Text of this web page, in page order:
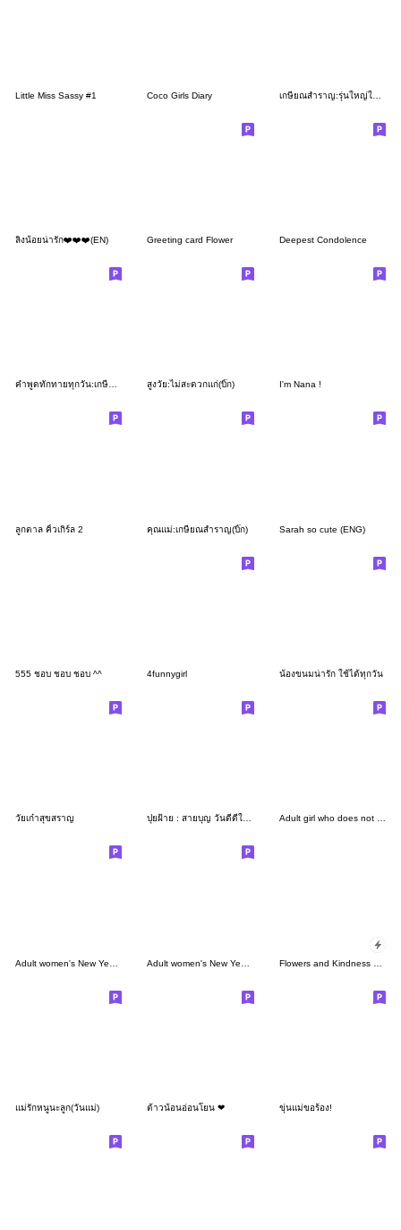
Little Miss Sassy #1 Coco Girls Diary เกษียณสำราญ:รุ่นใหญ่ใจถึง(หญิง)คำโต
ลิงน้อยน่ารัก❤️❤️❤️(EN) Greeting card Flower Deepest Condolence
คำพูดทักทายทุกวัน:เกษียณสำราญ3(บิ๊ก) สูงวัย:ไม่สะดวกแก่(บิ๊ก) I'm Nana !
ลูกตาล คิ้วเกิร์ล 2 คุณแม่:เกษียณสำราญ(บิ๊ก) Sarah so cute (ENG)
555 ชอบ ชอบ ชอบ ^^ 4funnygirl น้องขนมน่ารัก ใช้ได้ทุกวัน
วัยเก๋าสุขสราญ ปุยฝ้าย : สายบุญ วันดีดีในใจ Adult girl who does not lose 12 S&S
แม่รักหนูนะลูก(วันแม่) ต้าวน้อนอ่อนโยน ❤ ขุ่นแม่ขอร้อง!